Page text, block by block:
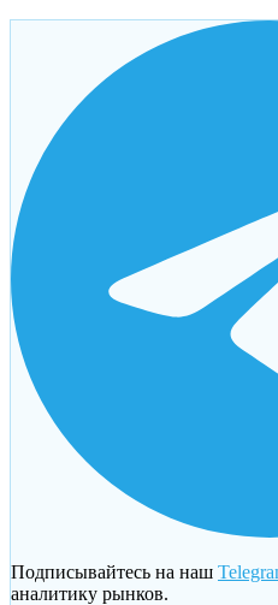
Подписывайтесь на наш
аналитику рынков.